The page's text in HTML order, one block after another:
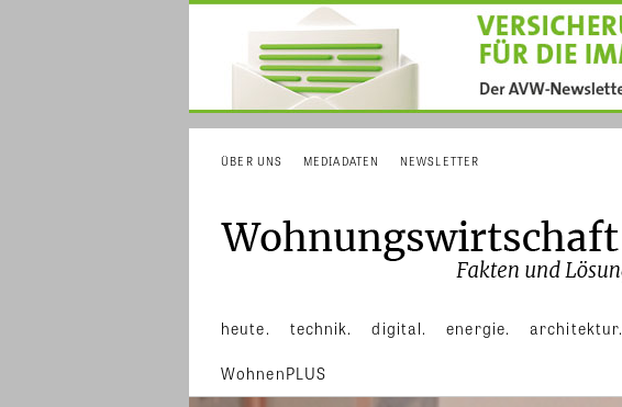
ÜBER UNS MEDIADATEN NEWSLETTER
heute. technik. digital. energie. architektur.
WohnenPLUS